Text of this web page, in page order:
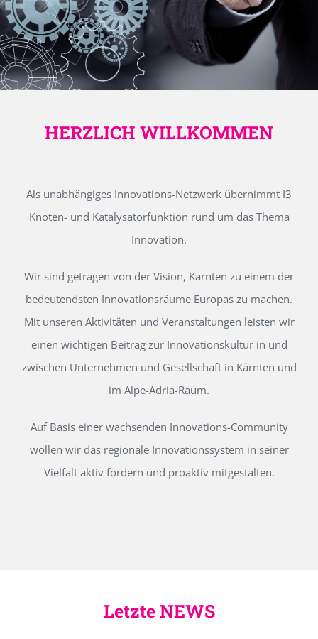
HERZLICH WILLKOMMEN
Als unabhängiges Innovations-Netzwerk übernimmt I3
Knoten- und Katalysatorfunktion rund um das Thema
Innovation.
Wir sind getragen von der Vision, Kärnten zu einem der
bedeutendsten Innovationsräume Europas zu machen.
Mit unseren Aktivitäten und Veranstaltungen leisten wir
einen wichtigen Beitrag zur Innovationskultur in und
zwischen Unternehmen und Gesellschaft in Kärnten und
im Alpe-Adria-Raum.
Auf Basis einer wachsenden Innovations-Community
wollen wir das regionale Innovationssystem in seiner
Vielfalt aktiv fördern und proaktiv mitgestalten.
Letzte NEWS